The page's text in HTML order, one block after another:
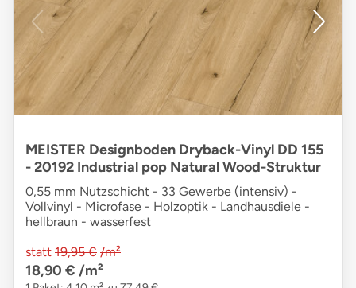
MEISTER Designboden Dryback-Vinyl DD 155
- 20192 Industrial pop Natural Wood-Struktur
0,55 mm Nutzschicht - 33 Gewerbe (intensiv) -
Vollvinyl - Microfase - Holzoptik - Landhausdiele -
hellbraun - wasserfest
statt 19,95 € /m²
18,90 € /m²